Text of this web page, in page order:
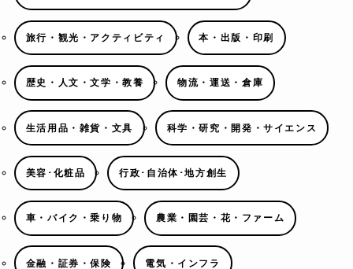
旅行・観光・アクティビティ 本・出版・印刷
歴史・人文・文学・教養 物流・運送・倉庫
生活用品・雑貨・文具 科学・研究・開発・サイエンス
美容･化粧品 行政･自治体･地方創生
車・バイク・乗り物 農業・園芸・花・ファーム
金融・証券・保険 電気・インフラ